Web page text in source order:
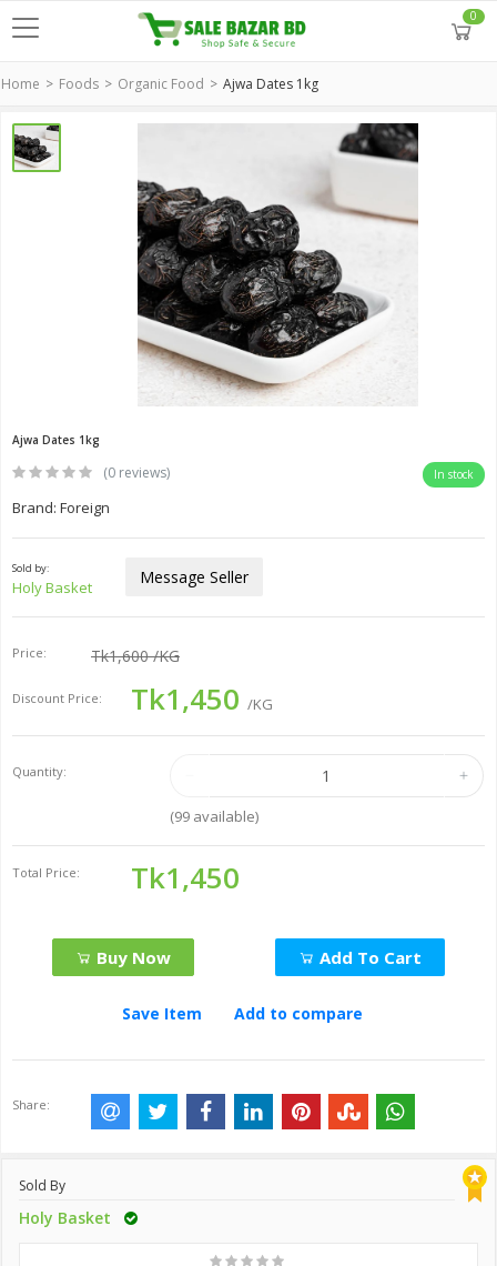
0
Home Foods Organic Food Ajwa Dates 1kg
Ajwa Dates 1kg
(0 reviews) In stock
Brand: Foreign
Sold by:
Holy Basket Message Seller
Price: Tk1,600/KG
Discount Price: Tk1,450 /KG
Quantity:
(99available)
Total Price: Tk1,450
Buy Now Add To Cart
Save Item Add to compare
Share:
Sold By
Holy Basket